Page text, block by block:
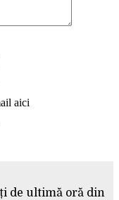
aici
de ultimă oră din